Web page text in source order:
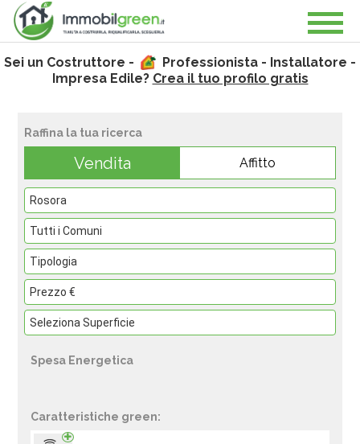
Sei un Costruttore -
Professionista - Installatore -
Impresa Edile? Crea il tuo profilo gratis
Raffina la tua ricerca
Vendita Affitto
Spesa Energetica
Caratteristiche green: